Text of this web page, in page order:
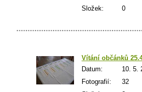
Složek:
0
Vítání­ občánků
Datum:
10. 5.
Fotografií:
32